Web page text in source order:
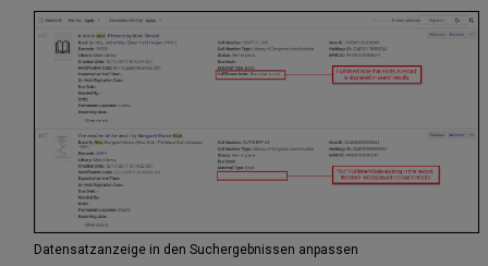
Datensatzanzeige in den Suchergebnissen anpassen